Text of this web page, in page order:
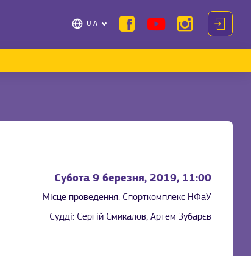
UA
Субота 9 березня, 2019, 11:00
Місце проведення: Спорткомплекс НФаУ
Судді: Сергій Смикалов, Артем Зубарєв